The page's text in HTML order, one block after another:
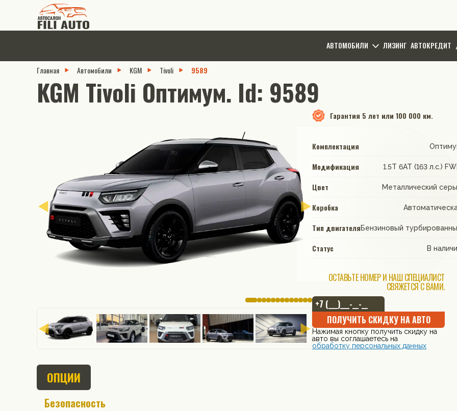
АВТОМОБИЛИ ЛИЗИНГ АВТОКРЕДИТ
Главная Автомобили KGM Tivoli 9589
KGM Tivoli Оптимум. Id: 9589
Гарантия 5 лет или 100 000 км.
Комплектация
Модификация 1.5T 6AT (163 л.с.)
Цвет Металлический
Коробка
Тип двигателяБензиновый
Статус В
ОСТАВЬТЕ НОМЕР И НАШ СПЕЦИАЛИСТ
СВЯЖЕТСЯ С ВАМИ.
ПОЛУЧИТЬ СКИДКУ НА АВТО
Нажимая кнопку получить скидку на
авто вы соглашаетесь на
обработку персональных данных
ОПЦИИ
Безопасность